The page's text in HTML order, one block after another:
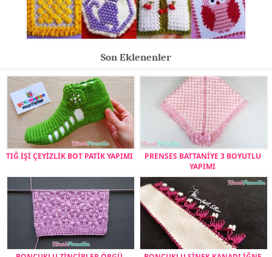
Son Eklenenler
TIĞ İŞİ ÇEYİZLİK BOT PATİK YAPIMI
PRENSES BATTANİYE 3 BOYUTLU
YAPIMI